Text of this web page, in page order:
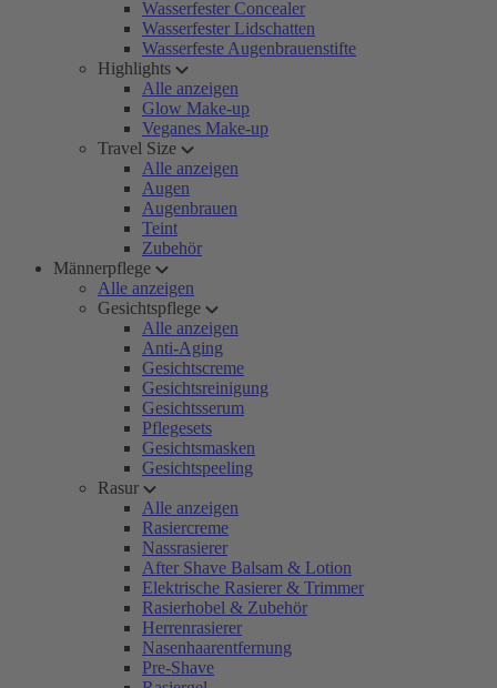
Wasserfester Concealer
Wasserfester Lidschatten
Wasserfeste Augenbrauenstifte
Highlights
Alle anzeigen
Glow Make-up
Veganes Make-up
Travel Size
Alle anzeigen
Augen
Augenbrauen
Teint
Zubehör
Männerpflege
Alle anzeigen
Gesichtspflege
Alle anzeigen
Anti-Aging
Gesichtscreme
Gesichtsreinigung
Gesichtsserum
Pflegesets
Gesichtsmasken
Gesichtspeeling
Rasur
Alle anzeigen
Rasiercreme
Nassrasierer
After Shave Balsam & Lotion
Elektrische Rasierer & Trimmer
Rasierhobel & Zubehör
Herrenrasierer
Nasenhaarentfernung
Pre-Shave